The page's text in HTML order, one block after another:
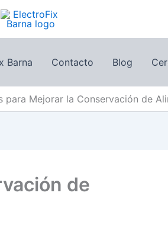
Barna Contacto Blog
para Mejorar la Conservación de
de